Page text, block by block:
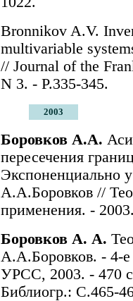
Bronnikov A.V.
multivariable
// Journal of the
N 3. - P.335-345.
2003
Боровков А.А.
пересечения
Экспоненциально
А.А.Боровков //
применения. -
Боровков А. А.
А.А.Боровков. - 4-
УРСС, 2003. - 470
Библиогр.: С.465-